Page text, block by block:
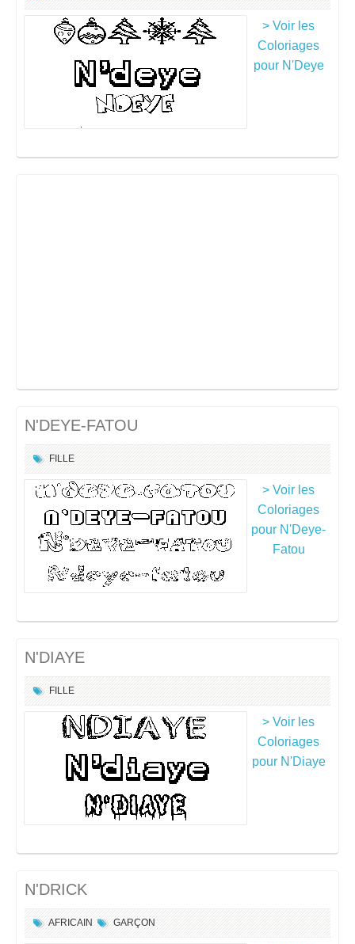
> Voir les
Coloriages
pour N'Deye
N'DEYE-FATOU
FILLE
> Voir les
Coloriages
pour N'Deye-
Fatou
N'DIAYE
FILLE
> Voir les
Coloriages
pour N'Diaye
N'DRICK
AFRICAIN GARÇON